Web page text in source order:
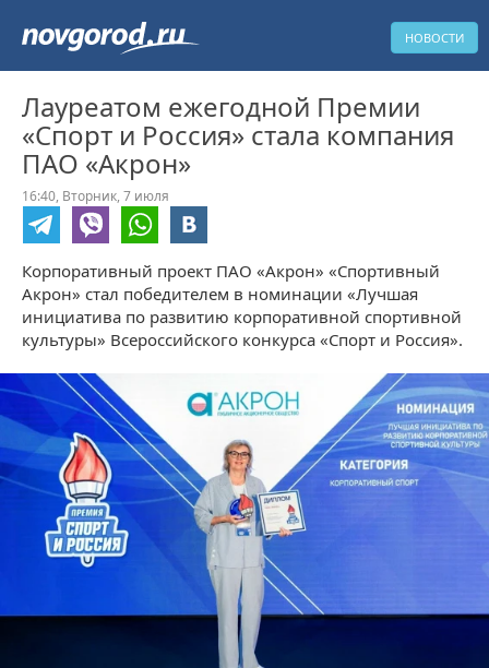
НОВОСТИ
Лауреатом ежегодной Премии
«Спорт и Россия» стала компания
ПАО «Акрон»
16:40, Вторник, 7 июля
Корпоративный проект ПАО «Акрон» «Спортивный
Акрон» стал победителем в номинации «Лучшая
инициатива по развитию корпоративной спортивной
культуры» Всероссийского конкурса «Спорт и Россия».